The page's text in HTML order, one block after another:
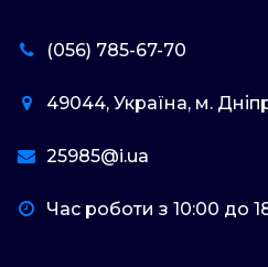
(056) 785-67-70
49044, Україна, м.
25985@i.ua
Час роботи з 10:00 до